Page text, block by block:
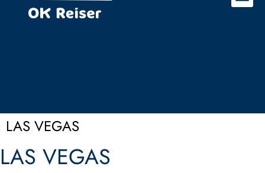
LAS VEGAS
LAS VEGAS